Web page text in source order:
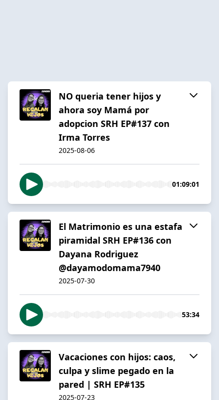
NO queria tener hijos y
ahora soy Mamá por
adopcion SRH EP#137 con
Irma Torres
2025-08-06
01:09:01
El Matrimonio es una estafa
piramidal SRH EP#136 con
Dayana Rodriguez
@dayamodomama7940 ​
2025-07-30
53:34
Vacaciones con hijos: caos,
culpa y slime pegado en la
pared | SRH EP#135
2025-07-23